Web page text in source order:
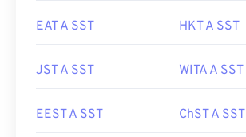
EAT A SST HKT A SST
JST A SST WITA A SST
EEST A SST ChST A SST